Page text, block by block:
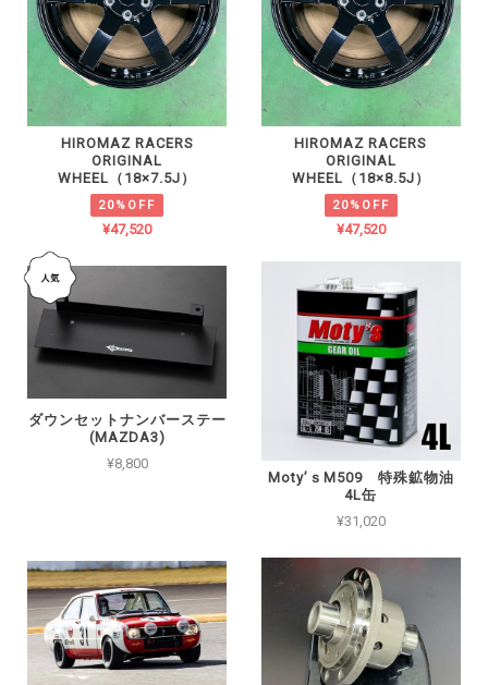
HIROMAZ RACERS
ORIGINAL
WHEEL（18×7.5J）
20%OFF
¥47,520
HIROMAZ RACERS
ORIGINAL
WHEEL（18×8.5J）
20%OFF
¥47,520
ダウンセットナンバーステー
(MAZDA3)
¥8,800
Moty’ｓM509 特殊鉱物油
4L缶
¥31,020